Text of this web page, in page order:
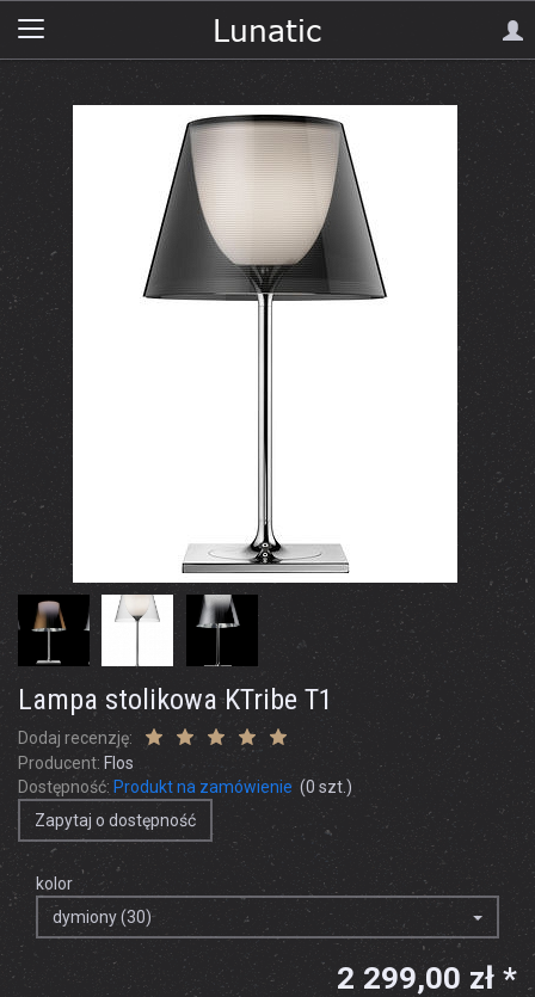
Lampa stolikowa KTribe T1
Dodaj recenzję:
Producent: Flos
Dostępność: Produkt na zamówienie (0 szt.)
Zapytaj o dostępność
kolor
dymiony (30)
2 299,00 zł *